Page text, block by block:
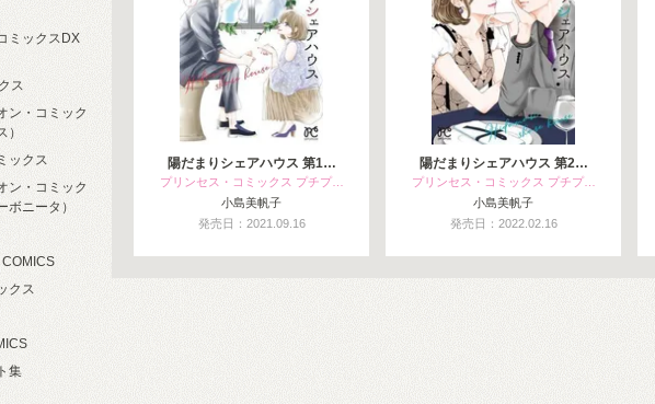
陽だまりシェアハウス 第1…
プリンセス・コミックス プチプ…
小島美帆子
発売日：2021.09.16
陽だまりシェアハウス 第2…
プリンセス・コミックス プチプ…
小島美帆子
発売日：2022.02.16
ミックスDX
ス
ン・コミック
ックス
ン・コミック
ボニータ）
COMICS
クス
集